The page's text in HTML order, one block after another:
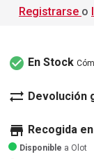
Registrarse o
check_circle En Stock
sync_alt Devolución
store Recogida
Disponible a Olot